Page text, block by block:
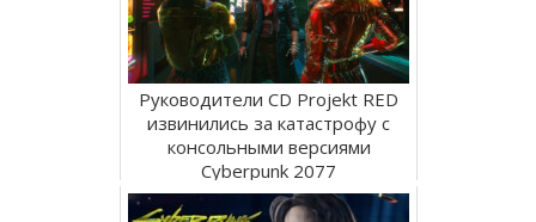
Руководители CD Projekt RED
извинились за катастрофу с
консольными версиями
Cyberpunk 2077